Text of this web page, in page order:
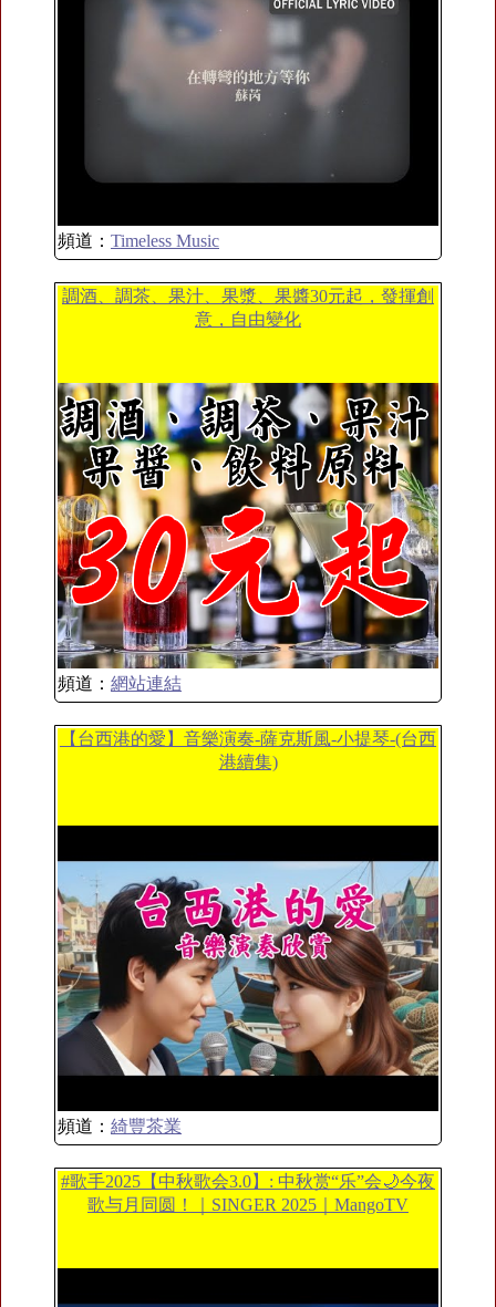
頻道： Timeless Music
調酒、調茶、果汁、果漿、果醬30元起，發揮創
意，自由變化
頻道： 網站連結
【台西港的愛】音樂演奏-薩克斯風-小提琴-(台西
港續集)
頻道： 綺豐茶業
#歌手2025【中秋歌会3.0】: 中秋赏“乐”会🌙今夜
歌与月同圆！｜SINGER 2025｜MangoTV